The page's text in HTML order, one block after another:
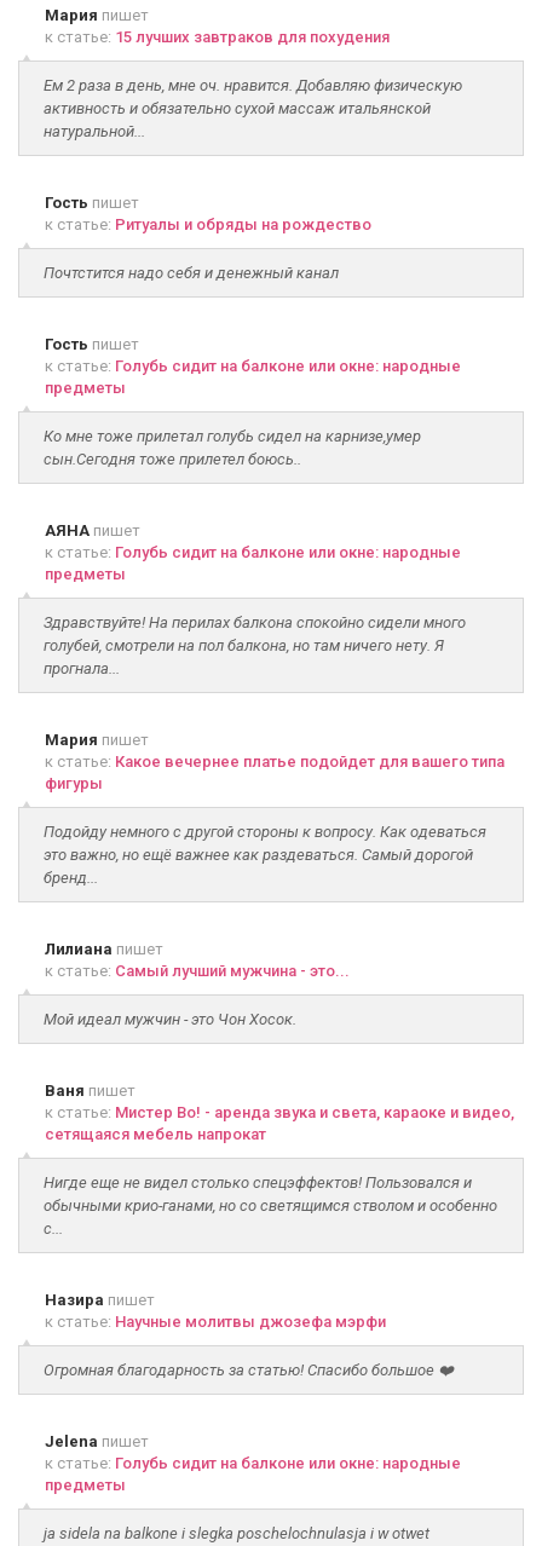
Мария пишет
к статье: 15 лучших завтраков для похудения
Ем 2 раза в день, мне оч. нравится. Добавляю физическую
активность и обязательно сухой массаж итальянской
натуральной...
Гость пишет
к статье: Ритуалы и обряды на рождество
Почтстится надо себя и денежный канал
Гость пишет
к статье: Голубь сидит на балконе или окне: народные
предметы
Ко мне тоже прилетал голубь сидел на карнизе,умер
сын.Сегодня тоже прилетел боюсь..
АЯНА пишет
к статье: Голубь сидит на балконе или окне: народные
предметы
Здравствуйте! На перилах балкона спокойно сидели много
голубей, смотрели на пол балкона, но там ничего нету. Я
прогнала...
Мария пишет
к статье: Какое вечернее платье подойдет для вашего типа
фигуры
Подойду немного с другой стороны к вопросу. Как одеваться
это важно, но ещё важнее как раздеваться. Самый дорогой
бренд...
Лилиана пишет
к статье: Самый лучший мужчина - это...
Мой идеал мужчин - это Чон Хосок.
Ваня пишет
к статье: Мистер Во! - аренда звука и света, караоке и видео,
сетящаяся мебель напрокат
Нигде еще не видел столько спецэффектов! Пользовался и
обычными крио-ганами, но со светящимся стволом и особенно
с...
Назира пишет
к статье: Научные молитвы джозефа мэрфи
Огромная благодарность за статью! Спасибо большое ❤️
Jelena пишет
к статье: Голубь сидит на балконе или окне: народные
предметы
ja sidela na balkone i slegka poschelochnulasja i w otwet